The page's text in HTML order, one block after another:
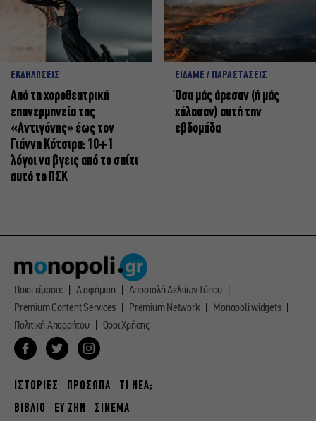
ΕΚΔΗΛΩΣΕΙΣ
Από τη χοροθεατρική
επανερμηνεία της
«Αντιγόνης» έως τον
Γιάννη Κότσιρα: 10+1
λόγοι να βγεις από το σπίτι
αυτό το ΠΣΚ
ΕΙΔΑΜΕ / ΠΑΡΑΣΤΑΣΕΙΣ
Όσα μάς άρεσαν (ή μάς
χάλασαν) αυτή την
εβδομάδα
Ποιοι είμαστε Διαφήμιση
Αποστολή Δελτίων Τύπου
Premium Content Services
Premium Network
Monopoli widgets
Πολιτική Απορρήτου
Οροι Χρήσης
ΙΣΤΟΡΙΕΣ ΠΡΟΣΩΠΑ
ΤΙ ΝΕΑ;
ΒΙΒΛΙΟ
ΕΥ ΖΗΝ ΣΙΝΕΜΑ